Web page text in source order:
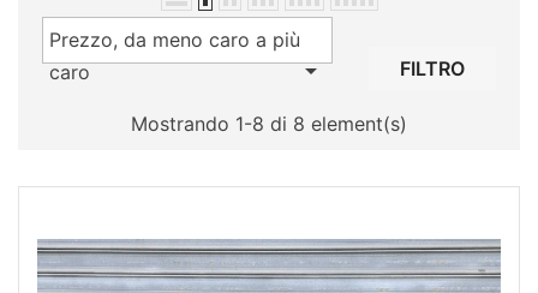
Prezzo, da meno caro a più
caro
 FILTRO
Mostrando 1-8 di 8 element(s)